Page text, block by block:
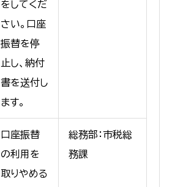
をしてくだ
さい。口座
振替を停
止し、納付
書を送付し
ます。
口座振替
の利用を
取りやめる
総務部：市税総
務課